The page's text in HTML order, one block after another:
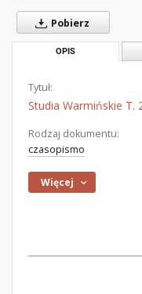
Pobierz
OPIS
Tytuł:
Studia Warmińskie T.
Rodzaj dokumentu:
czasopismo
Więcej